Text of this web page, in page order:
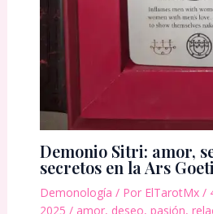
Demonio Sitri: amor,
secretos en la Ars
Demonología / Por ElTarotMx /
2025 / amor, deseo, pasión,